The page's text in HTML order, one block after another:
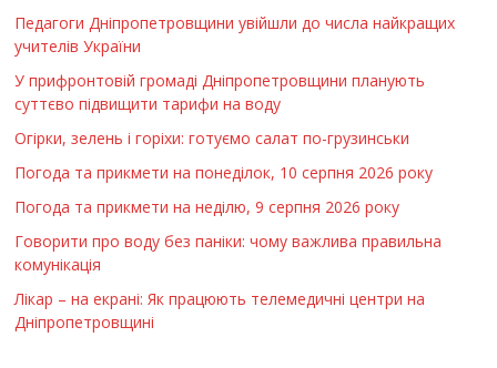
Педагоги Дніпропетровщини увійшли до числа найкращих
учителів України
У прифронтовій громаді Дніпропетровщини планують
суттєво підвищити тарифи на воду
Огірки, зелень і горіхи: готуємо салат по-грузинськи
Погода та прикмети на понеділок, 10 серпня 2026 року
Погода та прикмети на неділю, 9 серпня 2026 року
Говорити про воду без паніки: чому важлива правильна
комунікація
Лікар – на екрані: Як працюють телемедичні центри на
Дніпропетровщині